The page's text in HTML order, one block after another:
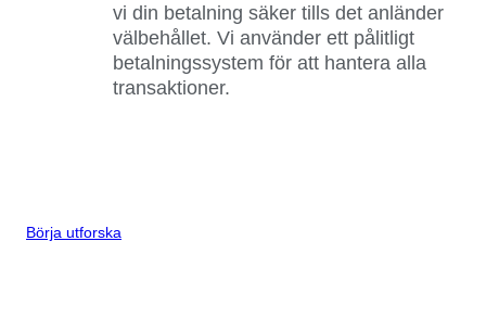
vi din betalning säker tills det anländer
välbehållet. Vi använder ett pålitligt
betalningssystem för att hantera alla
transaktioner.
Börja utforska